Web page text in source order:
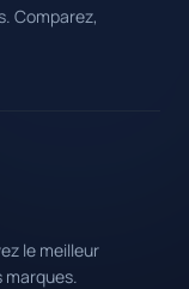
Comparez,
le meilleur
marques.